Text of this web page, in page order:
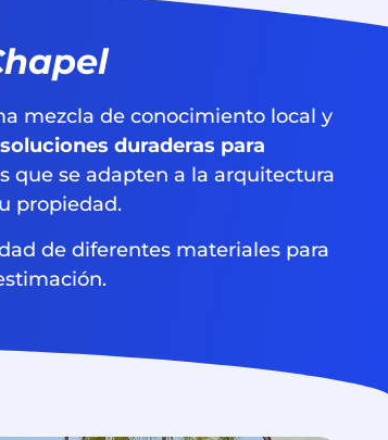
mezcla de conocimiento local y
soluciones duraderas para
que se adapten a la arquitectura
propiedad.
de diferentes materiales para